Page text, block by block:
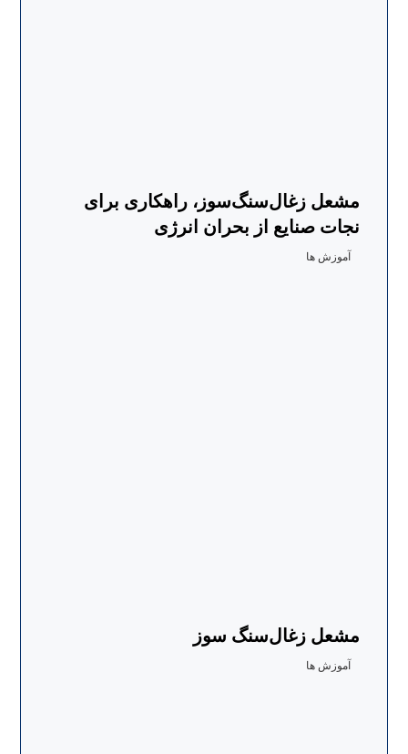
مشعل زغال‌سنگ‌سوز، راهکاری برای
نجات صنایع از بحران انرژی
آموزش ها
مشعل زغال‌سنگ سوز
آموزش ها